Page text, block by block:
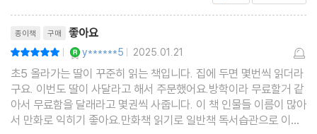
종이책 구매 좋아요
| y******5 | 2025.01.21
초5 올라가는 딸이 꾸준히 읽는 책입니다. 집에 두면 몇번씩 읽더라
구요. 이번도 딸이 사달라고 해서 주문했어요.방학이라 무료할거 같
아서 무료함을 달래라고 몇권씩 사줍니다. 이 책 인물들 이름이 많아
서 만화로 익히기 좋아요.만화책 읽기로 일반책 독서습관으로 이어